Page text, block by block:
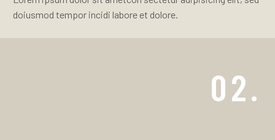
doiusmod tempor incidi labore et dolore.
02.